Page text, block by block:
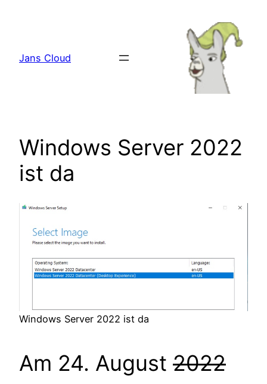
Jans Cloud
Windows Server 2022
ist da
Windows Server 2022 ist da
Am 24. August 2022